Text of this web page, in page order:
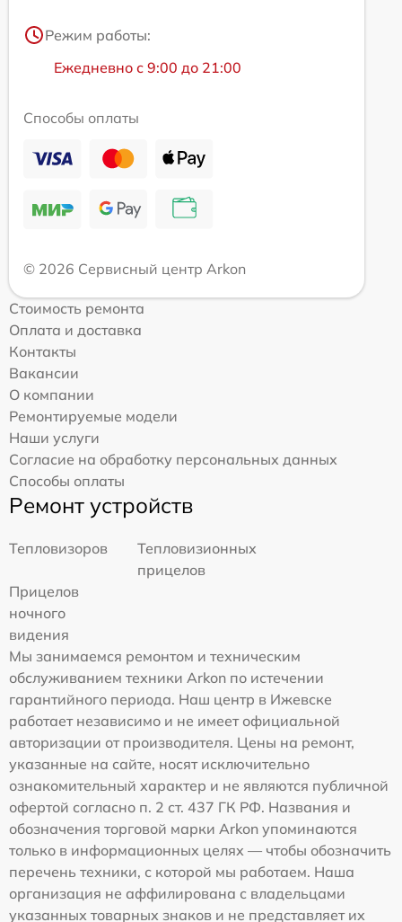
Режим работы:
Ежедневно с 9:00 до 21:00
Способы оплаты
© 2026 Сервисный центр Arkon
Стоимость ремонта
Оплата и доставка
Контакты
Вакансии
О компании
Ремонтируемые модели
Наши услуги
Согласие на обработку персональных данных
Способы оплаты
Ремонт устройств
Тепловизоров
Тепловизионных
прицелов
Прицелов
ночного
видения
Мы занимаемся ремонтом и техническим
обслуживанием техники Arkon по истечении
гарантийного периода. Наш центр в Ижевске
работает независимо и не имеет официальной
авторизации от производителя. Цены на ремонт,
указанные на сайте, носят исключительно
ознакомительный характер и не являются публичной
офертой согласно п. 2 ст. 437 ГК РФ. Названия и
обозначения торговой марки Arkon упоминаются
только в информационных целях — чтобы обозначить
перечень техники, с которой мы работаем. Наша
организация не аффилирована с владельцами
указанных товарных знаков и не представляет их